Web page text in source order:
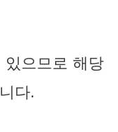
으므로 해당
다.